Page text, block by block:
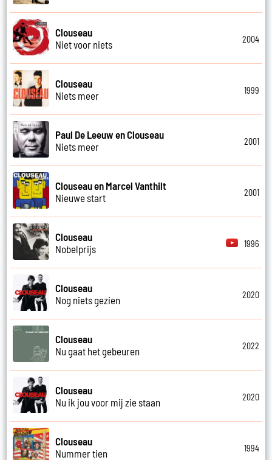
Clouseau
Niet voor niets
2004
Clouseau
Niets meer
1999
Paul De Leeuw en Clouseau
Niets meer
2001
Clouseau en Marcel Vanthilt
Nieuwe start
2001
Clouseau
Nobelprijs
1996
Clouseau
Nog niets gezien
2020
Clouseau
Nu gaat het gebeuren
2022
Clouseau
Nu ik jou voor mij zie staan
2020
Clouseau
Nummer tien
1994